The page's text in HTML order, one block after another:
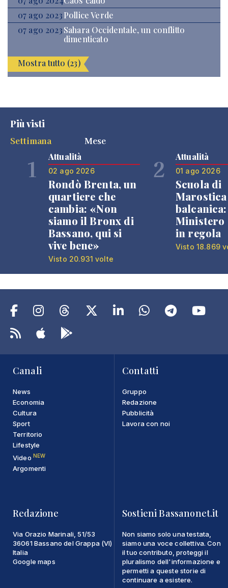
07 ago 2023Pollice Verde
07 ago 2023Sahara Occidentale, un conflitto
dimenticato
Mostra tutto (23)
Più visti
Settimana
Mese
1 Attualità
02 ago 2026
Rondò Brenta, un
quartiere che
cambia: «Non
siamo il Bronx di
Bassano, qui si
vive bene»
Visto 20.931 volte
2 Attualità
01 ago 2026
Scuola di
Ministero
in regola
Visto 18.869
Canali
News
Economia
Cultura
Sport
Territorio
Lifestyle
Video NEW
Argomenti
Contatti
Gruppo
Redazione
Pubblicità
Lavora con noi
Redazione
Via Orazio Marinali, 51/53
36061 Bassano del Grappa (VI)
Italia
Google maps
Sostieni Bassanonet.it
Non siamo solo una testata,
siamo una voce collettiva. Con
il tuo contributo, proteggi il
pluralismo dell'informazione e
permetti a queste storie di
continuare a esistere.